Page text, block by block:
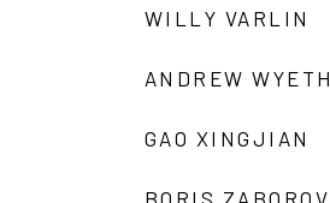
WILLY VARLIN
ANDREW WYETH
GAO XINGJIAN
BORIS ZABOROV